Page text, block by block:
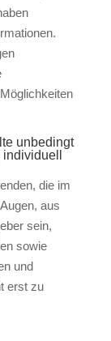
unbedingt
die im
aus
sein,
sowie
und
erst zu